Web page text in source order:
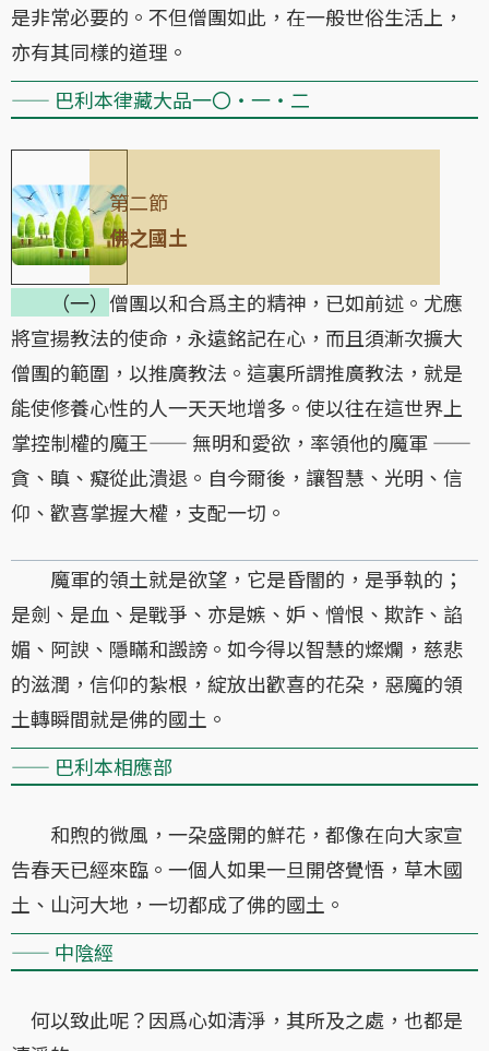
是非常必要的。不但僧團如此，在一般世俗生活上，
亦有其同樣的道理。
—— 巴利本律藏大品一〇・一・二
第二節
佛之國土
（一） 僧團以和合爲主的精神，已如前述。尤應
將宣揚教法的使命，永遠銘記在心，而且須漸次擴大
僧團的範圍，以推廣教法。這裏所謂推廣教法，就是
能使修養心性的人一天天地增多。使以往在這世界上
掌控制權的魔王—— 無明和愛欲，率領他的魔軍 ——
貪、瞋、癡從此潰退。自今爾後，讓智慧、光明、信
仰、歡喜掌握大權，支配一切。
魔軍的領土就是欲望，它是昏闇的，是爭執的；
是劍、是血、是戰爭、亦是嫉、妒、憎恨、欺詐、諂
媚、阿諛、隱瞞和譭謗。如今得以智慧的燦爛，慈悲
的滋潤，信仰的紮根，綻放出歡喜的花朶，惡魔的領
土轉瞬間就是佛的國土。
—— 巴利本相應部
和煦的微風，一朶盛開的鮮花，都像在向大家宣
告春天已經來臨。一個人如果一旦開啓覺悟，草木國
土、山河大地，一切都成了佛的國土。
—— 中陰經
何以致此呢？因爲心如清淨，其所及之處，也都是